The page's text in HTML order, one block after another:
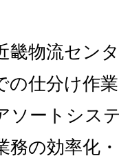
畿物流セン
の仕分け作
ソートシス
務の効率化